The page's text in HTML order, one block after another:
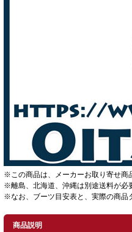
※この商品は、メーカーお取り寄せ商
※離島、北海道、沖縄は別途送料が
※なお、ブーツ目安表と、実際の商品
商品説明